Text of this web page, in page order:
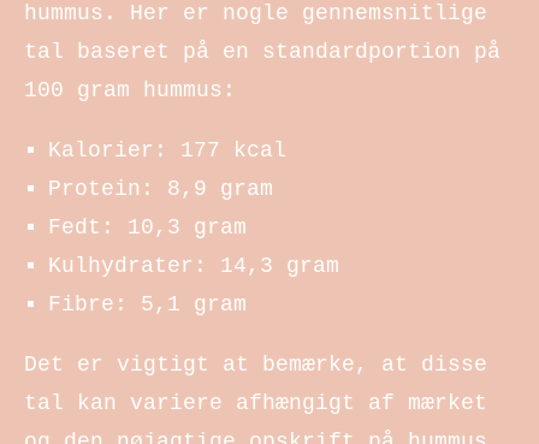
hummus. Her er nogle gennemsnitlige
tal baseret på en standardportion på
100 gram hummus:
Kalorier: 177 kcal
Protein: 8,9 gram
Fedt: 10,3 gram
Kulhydrater: 14,3 gram
Fibre: 5,1 gram
Det er vigtigt at bemærke, at disse
tal kan variere afhængigt af mærket